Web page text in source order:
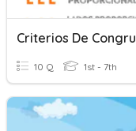
10 Q 1st - 7th